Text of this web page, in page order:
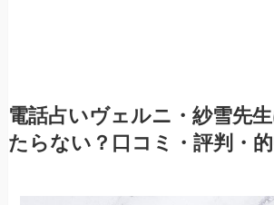
電話占いヴェルニ・紗雪先
たらない？口コミ・評判・的